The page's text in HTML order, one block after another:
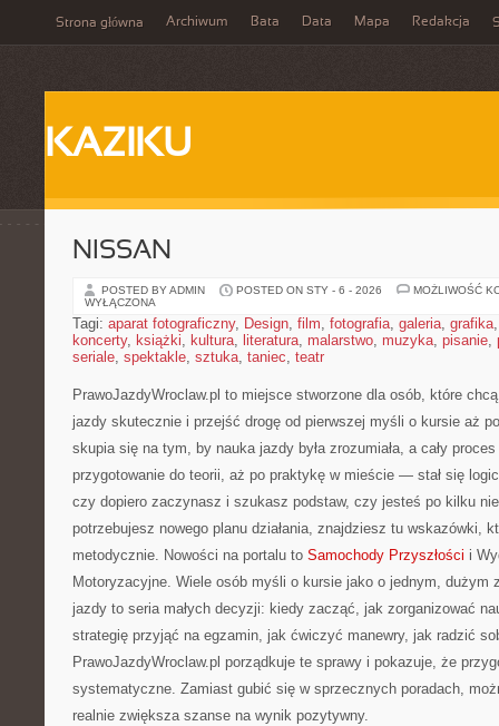
Strona główna Archiwum Bata Data Mapa Redakcja
KAZIKU
NISSAN
POSTED BY ADMIN POSTED ON STY - 6 - 2026
MOŻLIWOŚĆ
WYŁĄCZONA
Tagi: aparat fotograficzny, Design, film, fotografia, galeria, grafika
koncerty, książki, kultura, literatura, malarstwo, muzyka, pisanie,
seriale, spektakle, sztuka, taniec, teatr
PrawoJazdyWroclaw.pl to miejsce stworzone dla osób, które
jazdy skutecznie i przejść drogę od pierwszej myśli o kursie aż
skupia się na tym, by nauka jazdy była zrozumiała, a cały
przygotowanie do teorii, aż po praktykę w mieście — stał się
czy dopiero zaczynasz i szukasz podstaw, czy jesteś po kilku
potrzebujesz nowego planu działania, znajdziesz tu wskazówki,
metodycznie. Nowości na portalu to Samochody Przyszłości i
Motoryzacyjne. Wiele osób myśli o kursie jako o jednym, dużym
jazdy to seria małych decyzji: kiedy zacząć, jak zorganizować
strategię przyjąć na egzamin, jak ćwiczyć manewry, jak radzić
PrawoJazdyWroclaw.pl porządkuje te sprawy i pokazuje, że
systematyczne. Zamiast gubić się w sprzecznych poradach,
realnie zwiększa szanse na wynik pozytywny.